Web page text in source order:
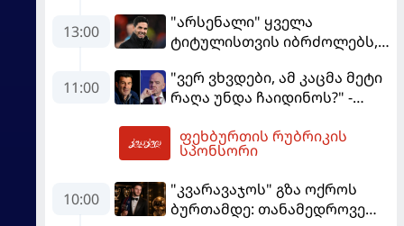
13:00
"არსენალი" ყველა
ტიტულისთვის იბრძოლებს,
გვსურს" - მიკელ არტეტა
11:00
"ვერ ვხვდები, ამ კაცმა მეტი
რაღა უნდა ჩაიდინოს?" -
გადადგომას მოითხოვს
ფეხბურთის რუბრიკის
სპონსორი
10:00
"კვარავაჯოს" გზა ოქროს
ბურთამდე: თანამედროვე